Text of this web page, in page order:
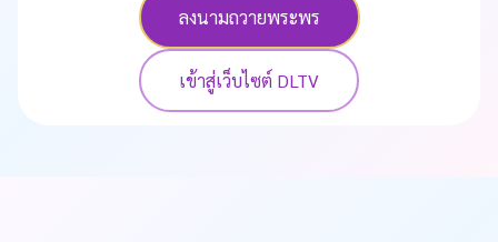
ลงนามถวายพระพร
เข้าสู่เว็บไซต์ DLTV